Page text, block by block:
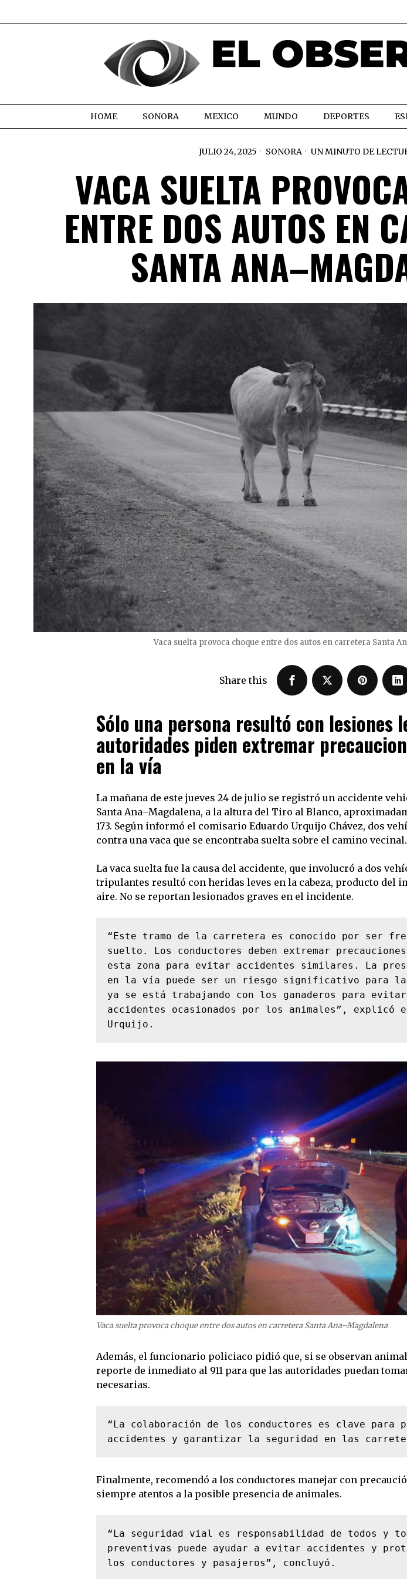
HOME SONORA MEXICO MUNDO DEPORTES
JULIO 24, 2025 SONORA UN MINUTO DE
VACA SUELTA
ENTRE DOS AUTOS EN
SANTA
Vaca suelta provoca choque entre dos autos en carretera Santa
Share this
Sólo una persona resultó con lesiones
autoridades piden extremar
en la vía
La mañana de este jueves 24 de julio se registró un accidente
Santa Ana–Magdalena, a la altura del Tiro al Blanco,
173. Según informó el comisario Eduardo Urquijo Chávez, dos
contra una vaca que se encontraba suelta sobre el camino vecinal.
La vaca suelta fue la causa del accidente, que involucró a dos
tripulantes resultó con heridas leves en la cabeza, producto del
aire. No se reportan lesionados graves en el incidente.
“Este tramo de la carretera es conocido por ser
suelto. Los conductores deben extremar
esta zona para evitar accidentes similares. La
en la vía puede ser un riesgo significativo para
ya se está trabajando con los ganaderos para
accidentes ocasionados por los animales”, explicó
Urquijo.
Vaca suelta provoca choque entre dos autos en carretera Santa Ana–Magdalena
Además, el funcionario policiaco pidió que, si se observan
reporte de inmediato al 911 para que las autoridades puedan
necesarias.
“La colaboración de los conductores es clave para
accidentes y garantizar la seguridad en las
Finalmente, recomendó a los conductores manejar con
siempre atentos a la posible presencia de animales.
“La seguridad vial es responsabilidad de todos y
preventivas puede ayudar a evitar accidentes y
los conductores y pasajeros”, concluyó.